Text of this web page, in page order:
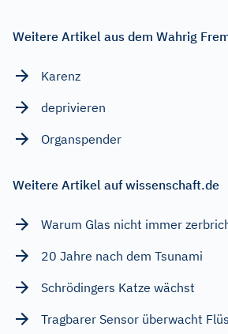
Weitere Artikel aus dem Wahrig
Karenz
deprivieren
Organspender
Weitere Artikel auf wissenschaft.de
Warum Glas nicht immer
20 Jahre nach dem Tsunami
Schrödingers Katze wächst
Tragbarer Sensor überwacht